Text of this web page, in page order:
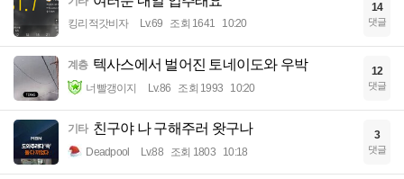
킹리적갓비자 Lv.69 조회 1641 10:20
14
댓글
계층 텍사스에서 벌어진 토네이도와 우박
너빨갱이지 Lv.86 조회 1993 10:20
12
댓글
기타 친구야 나 구해주러 왓구나
Deadpool Lv.88 조회 1803 10:18
3
댓글